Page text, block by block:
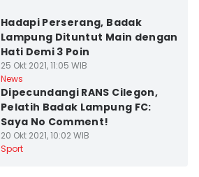
Hadapi Perserang, Badak
Lampung Dituntut Main dengan
Hati Demi 3 Poin
25 Okt 2021, 11:05 WIB
News
Dipecundangi RANS Cilegon,
Pelatih Badak Lampung FC:
Saya No Comment!
20 Okt 2021, 10:02 WIB
Sport